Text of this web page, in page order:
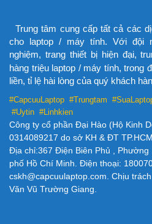
Trung tâm cung cấp tất cả các
cho laptop / máy tính. Với đội
nghiệm, trang thiết bị hiện đại,
hàng triệu laptop / máy tính, trong
liền, tỉ lệ hài lòng của quý khách
#CapcuuLaptop #Trungtam
#Uytin #Linhkien
Công ty cổ phần Đại Hào (Hộ Kinh
0314089217 do sở KH & ĐT
Địa chỉ:367 Điện Biên Phủ ,
phố Hồ Chí Minh. Điện thoại:
cskh@capcuulaptop.com. Chịu
Văn Vũ Trường Giang.